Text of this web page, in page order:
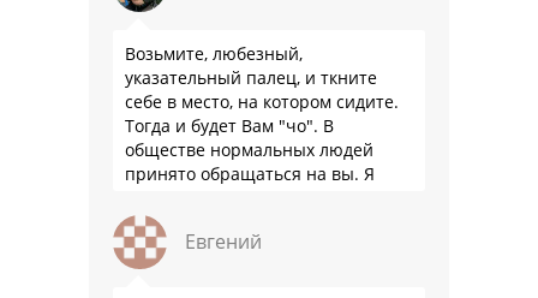
Возьмите, любезный,
указательный палец, и ткните
себе в место, на котором сидите.
Тогда и будет Вам "чо". В
обществе нормальных людей
принято обращаться на вы. Я
Евгений